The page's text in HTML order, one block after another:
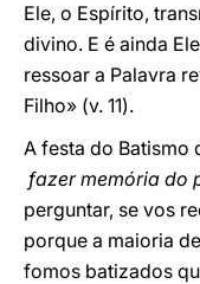
Ele, o Espírito,
divino. E é ainda
ressoar a Palavra
Filho» (v. 11).
A festa do Batismo
fazer memória do
perguntar, se vos
porque a maioria
fomos batizados